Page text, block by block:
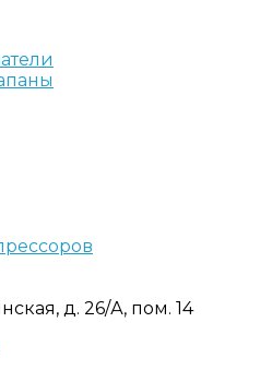
д. 26/А, пом. 14